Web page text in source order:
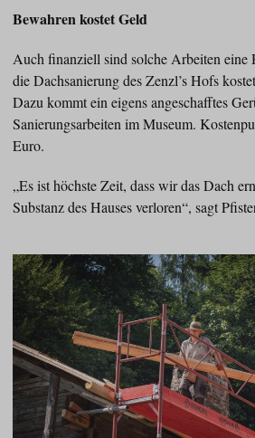
Bewahren kostet Geld
Auch finanziell sind solche Arbeiten eine
die Dachsanierung des Zenzl’s Hofs
Dazu kommt ein eigens angeschafftes
Sanierungsarbeiten im Museum.
Euro.
„Es ist höchste Zeit, dass wir das Dach
Substanz des Hauses verloren“, sagt